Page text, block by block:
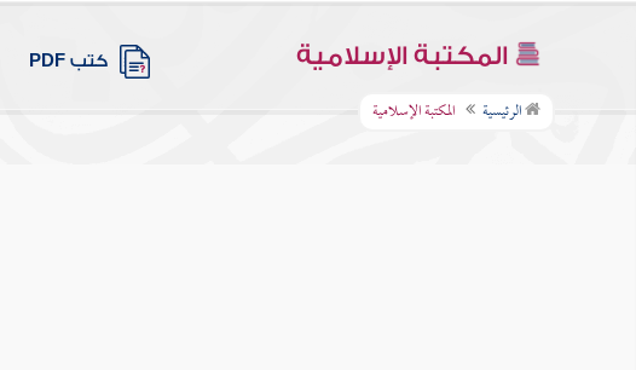
المكتبة الإسلامية كتب PDF
الرئيسية المكتبة الإسلامية